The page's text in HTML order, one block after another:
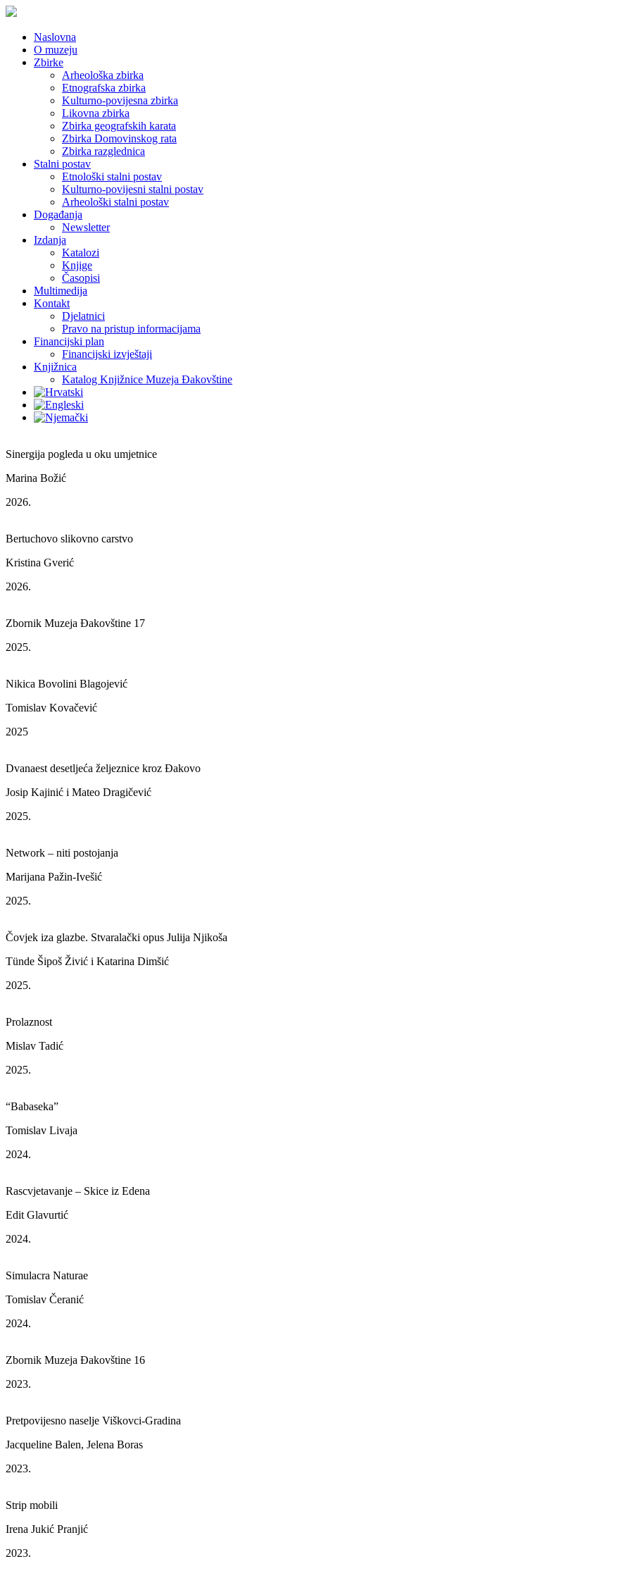
Naslovna
O muzeju
Zbirke
Arheološka zbirka
Etnografska zbirka
Kulturno-povijesna zbirka
Likovna zbirka
Zbirka geografskih karata
Zbirka Domovinskog rata
Zbirka razglednica
Stalni postav
Etnološki stalni postav
Kulturno-povijesni stalni postav
Arheološki stalni postav
Događanja
Newsletter
Izdanja
Katalozi
Knjige
Časopisi
Multimedija
Kontakt
Djelatnici
Pravo na pristup informacijama
Financijski plan
Financijski izvještaji
Knjižnica
Katalog Knjižnice Muzeja Đakovštine
Sinergija pogleda u oku umjetnice
Marina Božić
2026.
Bertuchovo slikovno carstvo
Kristina Gverić
2026.
Zbornik Muzeja Đakovštine 17
2025.
Nikica Bovolini Blagojević
Tomislav Kovačević
2025
Dvanaest desetljeća željeznice kroz Đakovo
Josip Kajinić i Mateo Dragičević
2025.
Network – niti postojanja
Marijana Pažin-Ivešić
2025.
Čovjek iza glazbe. Stvaralački opus Julija Njikoša
Tünde Šipoš Živić i Katarina Dimšić
2025.
Prolaznost
Mislav Tadić
2025.
“Babaseka”
Tomislav Livaja
2024.
Rascvjetavanje – Skice iz Edena
Edit Glavurtić
2024.
Simulacra Naturae
Tomislav Čeranić
2024.
Zbornik Muzeja Đakovštine 16
2023.
Pretpovijesno naselje Viškovci-Gradina
Jacqueline Balen, Jelena Boras
2023.
Strip mobili
Irena Jukić Pranjić
2023.